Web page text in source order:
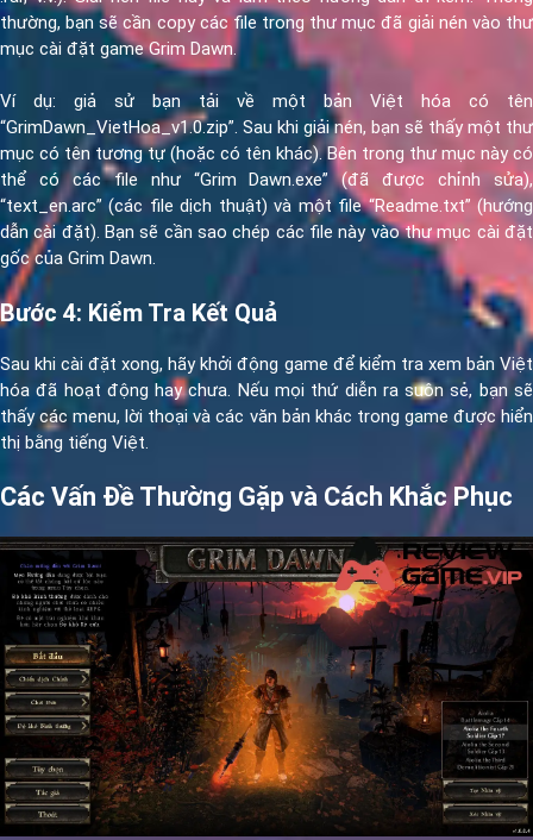
thường, bạn sẽ cần copy các file trong thư mục đã giải nén vào thư
mục cài đặt game Grim Dawn.
Ví dụ: giả sử bạn tải về một bản Việt hóa có tên
“GrimDawn_VietHoa_v1.0.zip”. Sau khi giải nén, bạn sẽ thấy một thư
mục có tên tương tự (hoặc có tên khác). Bên trong thư mục này có
thể có các file như “Grim Dawn.exe” (đã được chỉnh sửa),
“text_en.arc” (các file dịch thuật) và một file “Readme.txt” (hướng
dẫn cài đặt). Bạn sẽ cần sao chép các file này vào thư mục cài đặt
gốc của Grim Dawn.
Bước 4: Kiểm Tra Kết Quả
Sau khi cài đặt xong, hãy khởi động game để kiểm tra xem bản Việt
hóa đã hoạt động hay chưa. Nếu mọi thứ diễn ra suôn sẻ, bạn sẽ
thấy các menu, lời thoại và các văn bản khác trong game được hiển
thị bằng tiếng Việt.
Các Vấn Đề Thường Gặp và Cách Khắc Phục